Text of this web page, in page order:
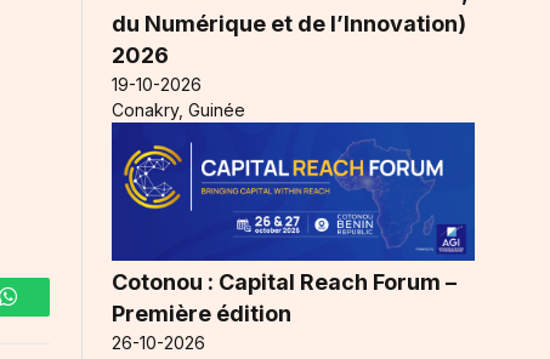
WhatsApp
du Numérique et de l’Innovation)
2026
19-10-2026
Conakry, Guinée
Cotonou : Capital Reach Forum –
Première édition
26-10-2026